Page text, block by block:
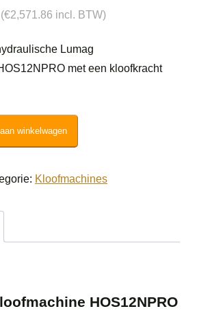
(€2,571.86 incl. BTW)
Lumag
met een kloofkracht
winkelwagen
Kloofmachines
HOS12NPRO